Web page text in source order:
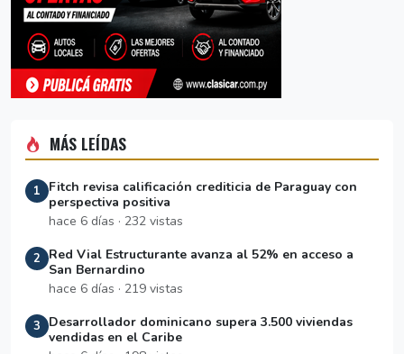
MÁS LEÍDAS
1
Fitch revisa calificación crediticia de Paraguay con
perspectiva positiva
hace 6 días · 232 vistas
2
Red Vial Estructurante avanza al 52% en acceso a
San Bernardino
hace 6 días · 219 vistas
3
Desarrollador dominicano supera 3.500 viviendas
vendidas en el Caribe